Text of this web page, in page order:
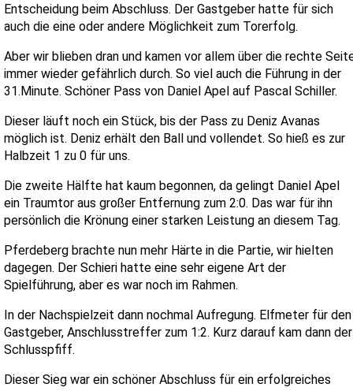
Entscheidung beim Abschluss. Der Gastgeber hatte für sich
auch die eine oder andere Möglichkeit zum Torerfolg.
Aber wir blieben dran und kamen vor allem über die rechte
immer wieder gefährlich durch. So viel auch die Führung in der
31.Minute. Schöner Pass von Daniel Apel auf Pascal Schiller.
Dieser läuft noch ein Stück, bis der Pass zu Deniz Avanas
möglich ist. Deniz erhält den Ball und vollendet. So hieß es zur
Halbzeit 1 zu 0 für uns.
Die zweite Hälfte hat kaum begonnen, da gelingt Daniel Apel
ein Traumtor aus großer Entfernung zum 2:0. Das war für ihn
persönlich die Krönung einer starken Leistung an diesem Tag.
Pferdeberg brachte nun mehr Härte in die Partie, wir hielten
dagegen. Der Schieri hatte eine sehr eigene Art der
Spielführung, aber es war noch im Rahmen.
In der Nachspielzeit dann nochmal Aufregung. Elfmeter für den
Gastgeber, Anschlusstreffer zum 1:2. Kurz darauf kam dann der
Schlusspfiff.
Dieser Sieg war ein schöner Abschluss für ein erfolgreiches